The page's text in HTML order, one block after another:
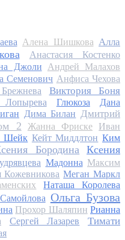
Алена Шишкова Алла
Анастасия Костенко
Джоли
Андрей Малахов
Семенович Анфиса Чехова
Виктория Боня
Глюкоза
Дана
Дима Билан Дмитрий
2 Жанна Фриске
Иван
Шейк Кейт Миддлтон Ким
Бородина
Ксения
Мадонна Максим
Кожевникова Меган Маркл
Наташа Королева
Ольга Бузова
Прохор Шаляпин Рианна
Сергей Лазарев
Тимати